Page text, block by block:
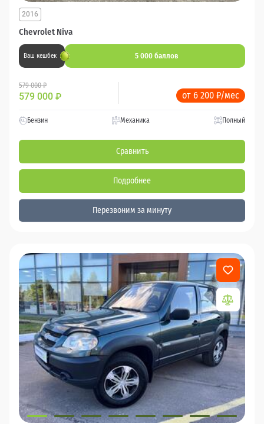
Chevrolet Niva
2016
Ваш кешбек 5 000 баллов
579 000 ₽
579 000 ₽ от 6 200 ₽/мес
Бензин Механика Полный
Сравнить
Подробнее
Перезвоним за минуту